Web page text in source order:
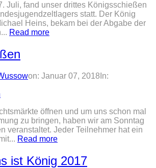
Juli, fand unser drittes Königsschießen
statt. Der König
Heins, bekam bei der Abgabe der
Read more
on: Januar 07, 2018 In:
öffnen und um uns schon mal
zu bringen, haben wir am Sonntag
veranstaltet. Jeder Teilnehmer hat ein
Read more
ist König 2017